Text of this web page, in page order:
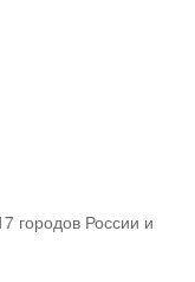
городов России и